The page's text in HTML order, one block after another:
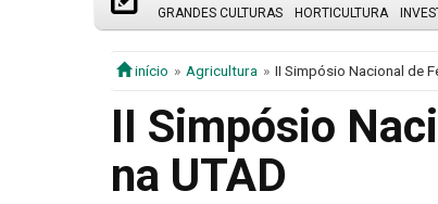
GRANDES CULTURAS
HORTICULTURA
início Agricultura II Simpósio Nacional de
II Simpósio
na UTAD